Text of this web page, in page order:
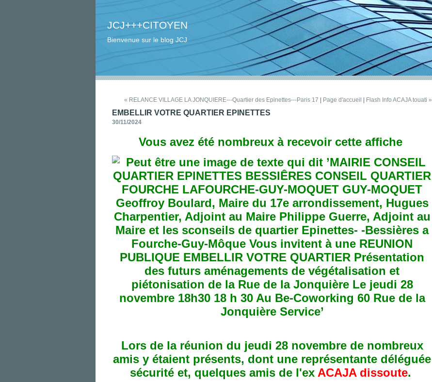
JCJ+++CITOYEN
Bienvenue sur le blog JCJ
« RELANCE VILLAGE LA JONQUIERE---Quartier des Epinettes---Paris 17 Page d'accueil Flash Info ACAJA touati »
30/11/2024
EMBELLIR VOTRE QUARTIER EPINETTES
Vous avez été nombreux à recevoir cette affiche
Lors de la réunion du jeudi 28 novembre de nombreux
amis y étaient présents, dont une représentante déléguée
sécurité et, quelques amis de l'ex ACAJA dissoute.